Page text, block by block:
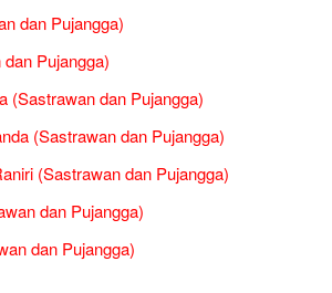
dan Pujangga)
Pujangga)
(Sastrawan dan Pujangga)
(Sastrawan dan Pujangga)
(Sastrawan dan Pujangga)
dan Pujangga)
dan Pujangga)